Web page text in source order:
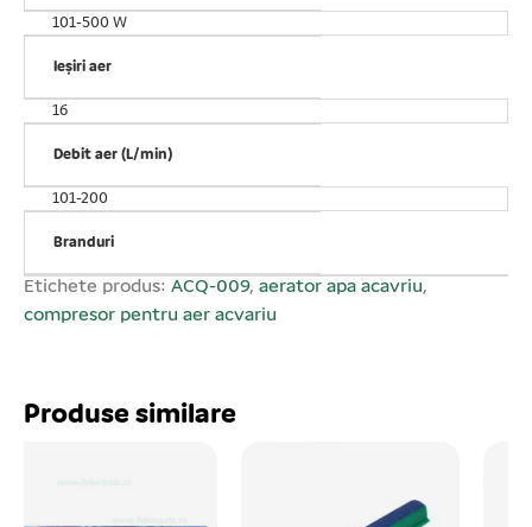
simplă și eficiență ridicată. Funcționare lină. Consum
redus de energie electrică. Zgomot redus. Putere
consumată: 105 W. Debit de aer: 160 L/min.
Compresorul vine echipat cu teu distribuitor aer cu 16
ieșiri de 4mm în diametru. AC 220 V.
101-500 W
Ieșiri aer
16
Debit aer (L/min)
101-200
Branduri
Etichete produs: ACQ-009, aerator apa acavriu,
compresor pentru aer acvariu
Produse similare